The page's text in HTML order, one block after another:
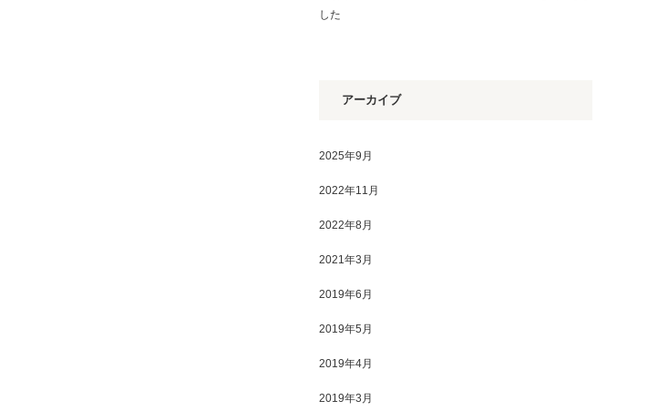
した
アーカイブ
2025年9月
2022年11月
2022年8月
2021年3月
2019年6月
2019年5月
2019年4月
2019年3月